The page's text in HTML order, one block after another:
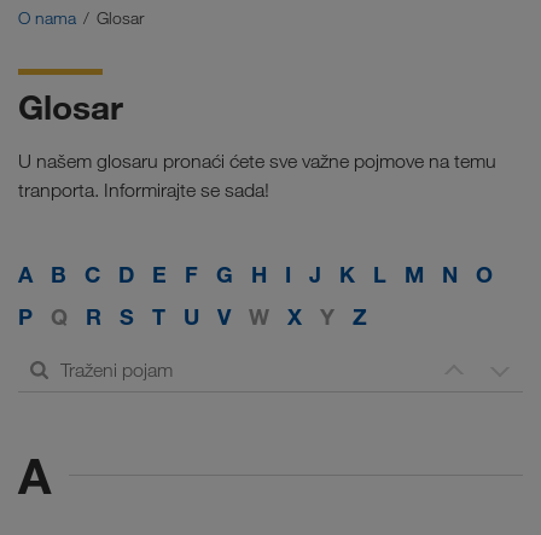
Compliance
WALTER GROUP
O nama Glosar
Glosar
U našem glosaru pronaći ćete sve važne pojmove na temu
tranporta. Informirajte se sada!
A B C D E F G H I J K L M N
O
P
Q R S T U V W X Y Z
A